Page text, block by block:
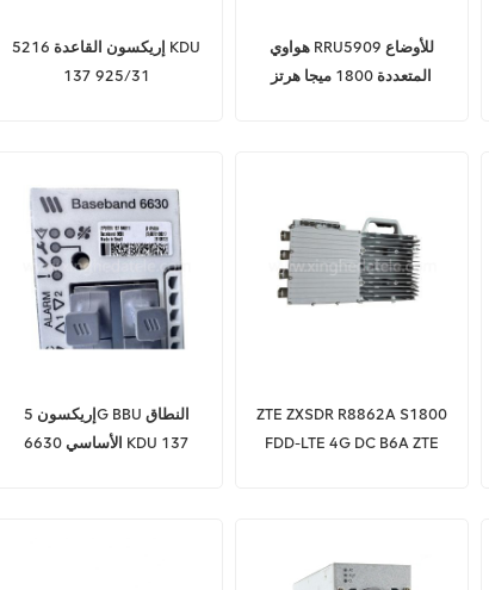
إريكسون القاعدة 5216 KDU
137 925/31
هواوي RRU5909 للأوضاع
المتعددة 1800 ميجا هرتز
إريكسون 5G BBU النطاق
الأساسي 6630 KDU 137
ZTE ZXSDR R8862A S1800
FDD-LTE 4G DC B6A ZTE